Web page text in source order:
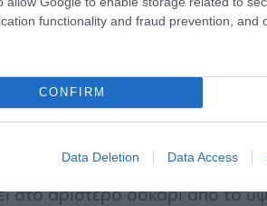
functionality and fraud prevention, and
CONFIRM
Data Deletion Data Access
στην πλάτη της άμυνας του
στο αριστερό δοκάρι από το
φάουλ του Δανού μέσου με